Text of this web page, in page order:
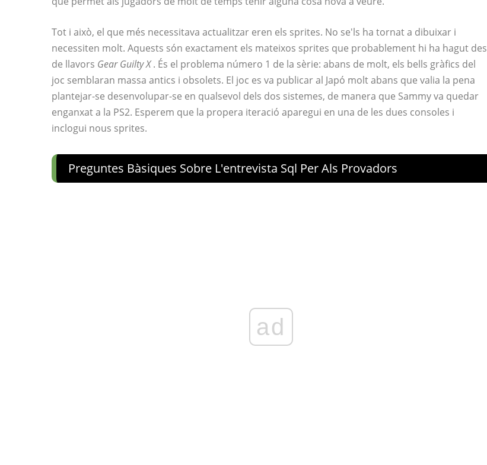
Tot i això, el que més necessitava actualitzar eren els sprites. No se'ls ha tornat a dibuixar i
necessiten molt. Aquests són exactament els mateixos sprites que probablement hi ha hagut des
de llavors Gear Guilty X. És el problema número 1 de la sèrie: abans de molt, els bells gràfics del
joc semblaran massa antics i obsolets. El joc es va publicar al Japó molt abans que valia la pena
plantejar-se desenvolupar-se en qualsevol dels dos sistemes, de manera que Sammy va quedar
enganxat a la PS2. Esperem que la propera iteració aparegui en una de les dues consoles i
inclogui nous sprites.
Preguntes Bàsiques Sobre L'entrevista Sql Per Als Provadors
ad